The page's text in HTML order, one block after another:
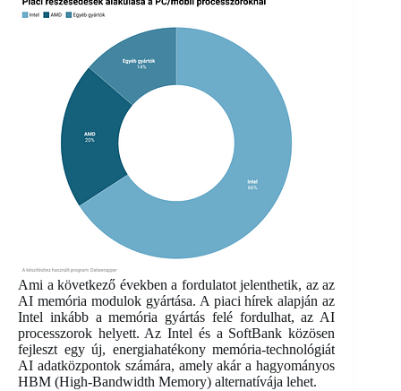
Ami a következő években a fordulatot jelenthetik, az az
AI memória modulok gyártása. A piaci hírek alapján az
Intel inkább a memória gyártás felé fordulhat, az AI
processzorok helyett. Az Intel és a SoftBank közösen
fejleszt egy új, energiahatékony memória-technológiát
AI adatközpontok számára, amely akár a hagyományos
HBM (High-Bandwidth Memory) alternatívája lehet.